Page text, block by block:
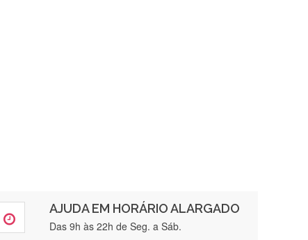
AJUDA EM HORÁRIO ALARGADO
Das 9h às 22h de Seg. a Sáb.